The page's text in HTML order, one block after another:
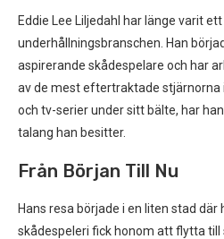
Eddie Lee Liljedahl har länge varit
underhållningsbranschen. Han
aspirerande skådespelare och har
av de mest eftertraktade
och tv-serier under sitt bälte, har
talang han besitter.
Från Början Till Nu
Hans resa började i en liten stad där
skådespeleri fick honom att flytta